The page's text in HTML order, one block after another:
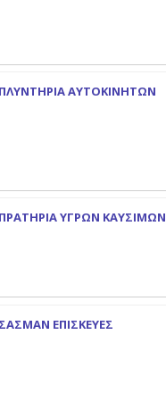
ΠΛΥΝΤΗΡΙΑ ΑΥΤΟΚΙΝΗΤΩΝ
ΠΡΑΤΗΡΙΑ ΥΓΡΩΝ ΚΑΥΣΙΜΩΝ
ΣΑΣΜΑΝ ΕΠΙΣΚΕΥΕΣ